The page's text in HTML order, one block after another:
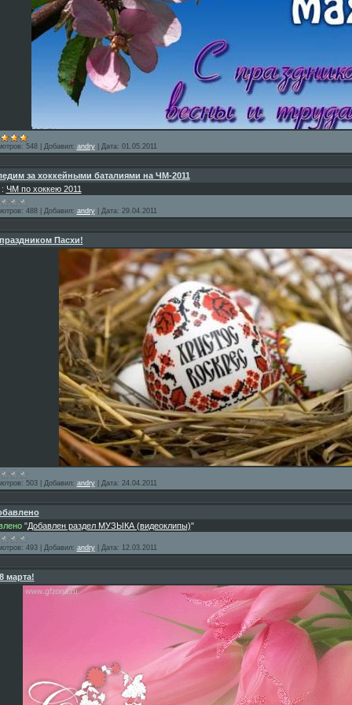
548 Добавил: andry Дата: 01.05.2011
за хоккейными баталиями на ЧМ-2011
ЧМ по хоккею 2011
488 Добавил: andry Дата: 29.04.2011
Пасхи!
503 Добавил: andry Дата: 24.04.2011
"Добавлен раздел МУЗЫКА (видеоклипы)"
493 Добавил: andry Дата: 12.03.2011
марта!